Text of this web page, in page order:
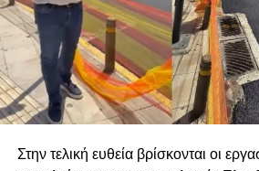
Στην τελική ευθεία βρίσκονται οι